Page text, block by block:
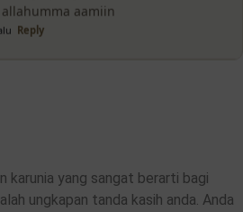
aamiin
Reply
karunia yang sangat berarti bagi
ungkapan tanda kasih anda. Anda